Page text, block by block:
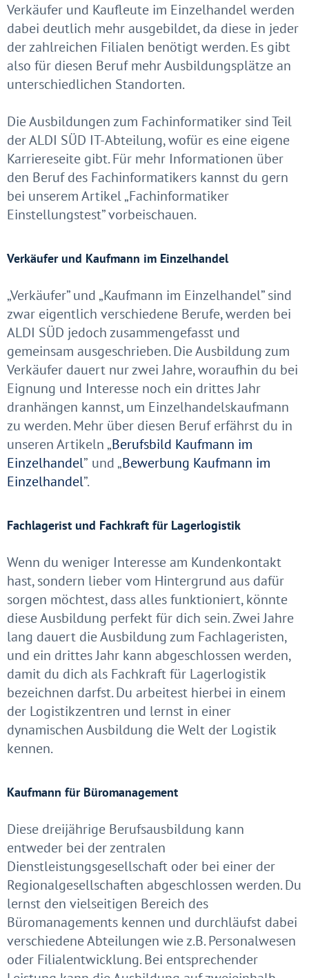
Verkäufer und Kaufleute im Einzelhandel werden
dabei deutlich mehr ausgebildet, da diese in jeder
der zahlreichen Filialen benötigt werden. Es gibt
also für diesen Beruf mehr Ausbildungsplätze an
unterschiedlichen Standorten.
Die Ausbildungen zum Fachinformatiker sind Teil
der ALDI SÜD IT-Abteilung, wofür es eine eigene
Karriereseite gibt. Für mehr Informationen über
den Beruf des Fachinformatikers kannst du gern
bei unserem Artikel „Fachinformatiker
Einstellungstest” vorbeischauen.
Verkäufer und Kaufmann im Einzelhandel
„Verkäufer” und „Kaufmann im Einzelhandel” sind
zwar eigentlich verschiedene Berufe, werden bei
ALDI SÜD jedoch zusammengefasst und
gemeinsam ausgeschrieben. Die Ausbildung zum
Verkäufer dauert nur zwei Jahre, woraufhin du bei
Eignung und Interesse noch ein drittes Jahr
dranhängen kannst, um Einzelhandelskaufmann
zu werden. Mehr über diesen Beruf erfährst du in
unseren Artikeln „Berufsbild Kaufmann im
Einzelhandel” und „Bewerbung Kaufmann im
Einzelhandel”.
Fachlagerist und Fachkraft für Lagerlogistik
Wenn du weniger Interesse am Kundenkontakt
hast, sondern lieber vom Hintergrund aus dafür
sorgen möchtest, dass alles funktioniert, könnte
diese Ausbildung perfekt für dich sein. Zwei Jahre
lang dauert die Ausbildung zum Fachlageristen,
und ein drittes Jahr kann abgeschlossen werden,
damit du dich als Fachkraft für Lagerlogistik
bezeichnen darfst. Du arbeitest hierbei in einem
der Logistikzentren und lernst in einer
dynamischen Ausbildung die Welt der Logistik
kennen.
Kaufmann für Büromanagement
Diese dreijährige Berufsausbildung kann
entweder bei der zentralen
Dienstleistungsgesellschaft oder bei einer der
Regionalgesellschaften abgeschlossen werden. Du
lernst den vielseitigen Bereich des
Büromanagements kennen und durchläufst dabei
verschiedene Abteilungen wie z.B. Personalwesen
oder Filialentwicklung. Bei entsprechender